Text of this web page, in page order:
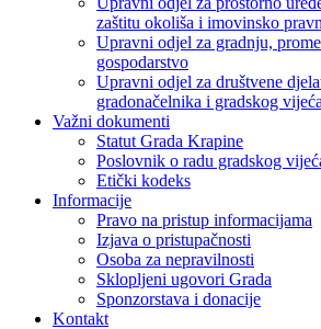
zaštitu okoliša i imovinsko
Upravni odjel za gradnju,
gospodarstvo
Upravni odjel za društvene
gradonačelnika i gradskog vijeća
Važni dokumenti
Statut Grada Krapine
Poslovnik o radu gradskog
Etički kodeks
Informacije
Pravo na pristup informacijama
Izjava o pristupačnosti
Osoba za nepravilnosti
Sklopljeni ugovori Grada
Sponzorstava i donacije
Kontakt